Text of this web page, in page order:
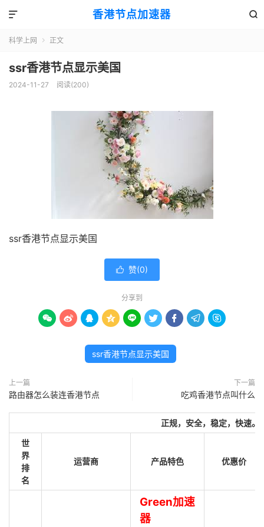
香港节点加速器 

科学上网  正文
ssr香港节点显示美国
2024-11-27 阅读(200)
ssr香港节点显示美国
 赞(0)
分享到
        
ssr香港节点显示美国
上一篇
路由器怎么装连香港节点
下一篇
吃鸡香港节点叫什么
正规，安全，稳定，快速。
世
界
排
名
运营商 产品特色 优惠价
Green加速
器